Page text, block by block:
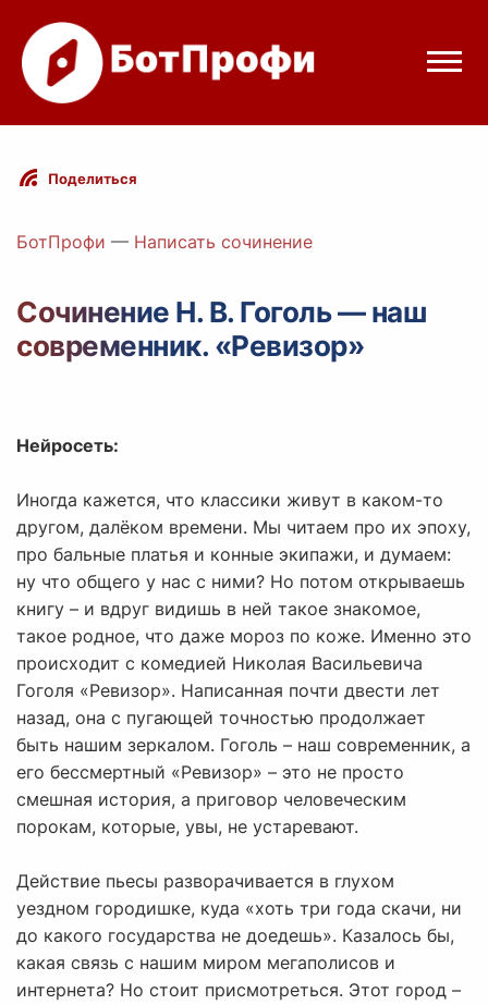
Режимы бота
Цены
Вход с Telegram
Поделиться
БотПрофи — Написать сочинение
Сочинение Н. В. Гоголь — наш
современник. «Ревизор»
Нейросеть:
Иногда кажется, что классики живут в каком-то
другом, далёком времени. Мы читаем про их эпоху,
про бальные платья и конные экипажи, и думаем:
ну что общего у нас с ними? Но потом открываешь
книгу – и вдруг видишь в ней такое знакомое,
такое родное, что даже мороз по коже. Именно это
происходит с комедией Николая Васильевича
Гоголя «Ревизор». Написанная почти двести лет
назад, она с пугающей точностью продолжает
быть нашим зеркалом. Гоголь – наш современник, а
его бессмертный «Ревизор» – это не просто
смешная история, а приговор человеческим
порокам, которые, увы, не устаревают.
Действие пьесы разворачивается в глухом
уездном городишке, куда «хоть три года скачи, ни
до какого государства не доедешь». Казалось бы,
какая связь с нашим миром мегаполисов и
интернета? Но стоит присмотреться. Этот город –